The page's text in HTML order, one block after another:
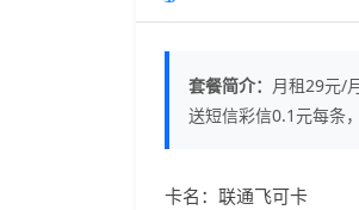
套餐简介： 月租29元/
送短信彩信0.1元每条
卡名：联通飞可卡